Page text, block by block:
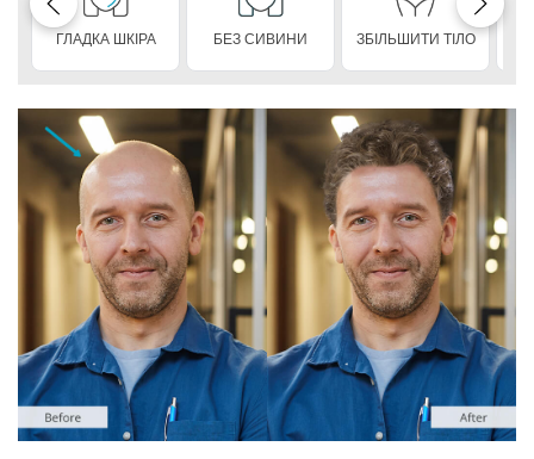
ГЛАДКА ШКІРА БЕЗ СИВИНИ ЗБІЛЬШИТИ ТІЛО